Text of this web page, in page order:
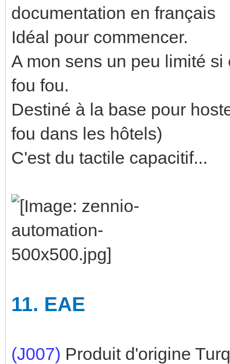
documentation en français
Idéal pour commencer.
A mon sens un peu limité
fou fou.
Destiné à la base pour
fou dans les hôtels)
C'est du tactile capacitif...
11. EAE
(J007) Produit d'origine